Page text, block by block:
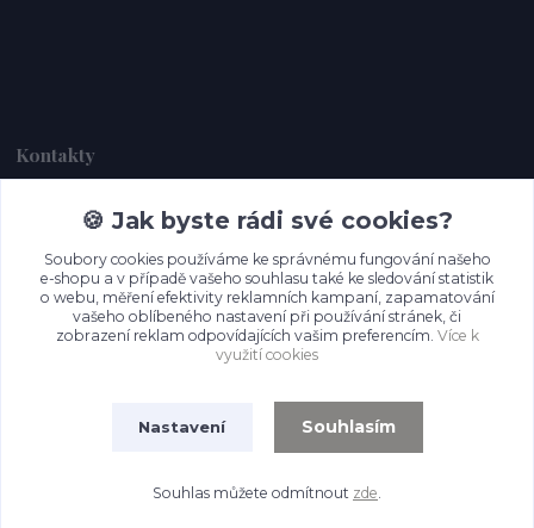
Kontakty
Dagmar Handlová
+420 734 380 930
(Po-Ne, 8-20 hod.)
info@prettypapers.cz
Vytvořeno na Eshop-rychle.cz
🍪 Jak byste rádi své cookies?
Soubory cookies používáme ke správnému fungování našeho
e-shopu a v případě vašeho souhlasu také ke sledování statistik
o webu, měření efektivity reklamních kampaní, zapamatování
vašeho oblíbeného nastavení při používání stránek, či
zobrazení reklam odpovídajících vašim preferencím. Více k
využití cookies
Nastavení Souhlasím
Souhlas můžete odmítnout zde